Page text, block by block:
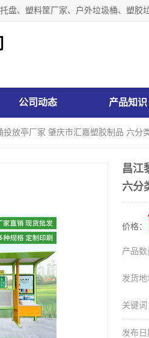
公司动态 产品知识
放亭厂家 肇庆市汇嘉塑胶制品 六分
昌江
六分
价格：
产品数
发货地
关键词
发布日